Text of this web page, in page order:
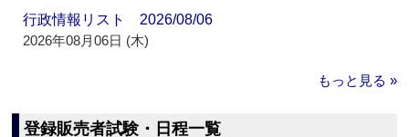
行政情報リスト 2026/08/06
2026年08月06日 (木)
もっと見る »
登録販売者試験・日程一覧